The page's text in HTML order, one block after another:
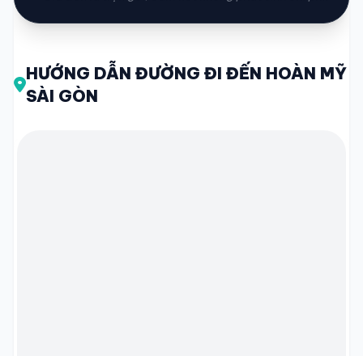
HƯỚNG DẪN ĐƯỜNG ĐI ĐẾN HOÀN MỸ
SÀI GÒN